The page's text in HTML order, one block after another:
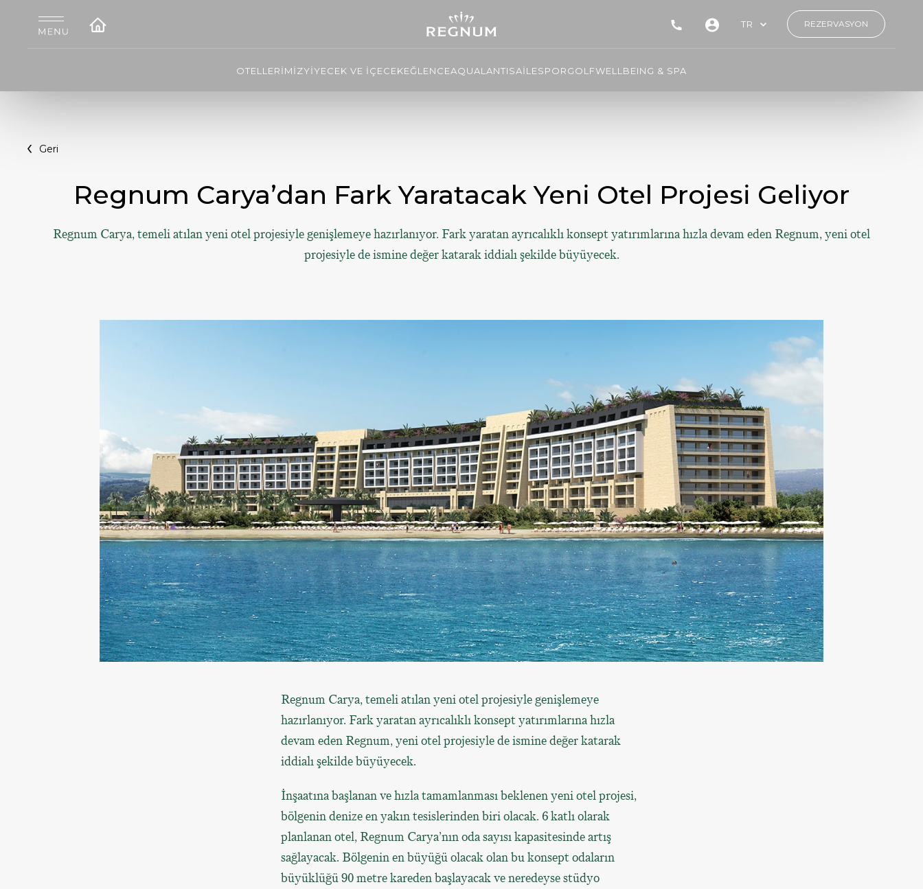
TR REZERVASYON
OTELLERİMİZYİYECEK VE İÇECEKEĞLENCEAQUALANTISAİLESPORGOLFWELLBEING & SPA
Geri
Regnum Carya’dan Fark Yaratacak Yeni̇ Otel Projesi̇ Geli̇yor
Regnum Carya, temeli atılan yeni otel projesiyle genişlemeye hazırlanıyor. Fark yaratan ayrıcalıklı konsept yatırımlarına hızla devam eden Regnum, yeni otel
projesiyle de ismine değer katarak iddialı şekilde büyüyecek.
Regnum Carya, temeli atılan yeni otel projesiyle genişlemeye
hazırlanıyor. Fark yaratan ayrıcalıklı konsept yatırımlarına hızla
devam eden Regnum, yeni otel projesiyle de ismine değer katarak
iddialı şekilde büyüyecek.
İnşaatına başlanan ve hızla tamamlanması beklenen yeni otel projesi,
bölgenin denize en yakın tesislerinden biri olacak. 6 katlı olarak
planlanan otel, Regnum Carya’nın oda sayısı kapasitesinde artış
sağlayacak. Bölgenin en büyüğü olacak olan bu konsept odaların
büyüklüğü 90 metre kareden başlayacak ve neredeyse stüdyo